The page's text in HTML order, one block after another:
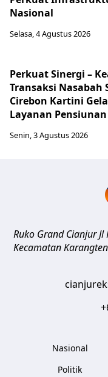
Nasional
Selasa, 4 Agustus 2026
Perkuat Sinergi –
Transaksi Nasabah
Cirebon Kartini
Layanan Pensiunan
Senin, 3 Agustus 2026
Ruko Grand Cianjur
Kecamatan
Nasional
Politik